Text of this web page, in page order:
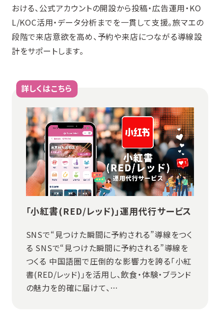
おける、公式アカウントの開設から投稿・広告運用・KO
L/KOC活用・データ分析までを一貫して支援。旅マエの
段階で来店意欲を高め、予約や来店につながる導線設
計をサポートします。
詳しくはこちら
「小紅書(RED/レッド)」運用代行サービス
SNSで“見つけた瞬間に予約される”導線をつく
る SNSで“見つけた瞬間に予約される”導線を
つくる 中国語圏で圧倒的な影響力を誇る「小紅
書(RED/レッド)」を活用し、飲食・体験・ブランド
の魅力を的確に届けて、…